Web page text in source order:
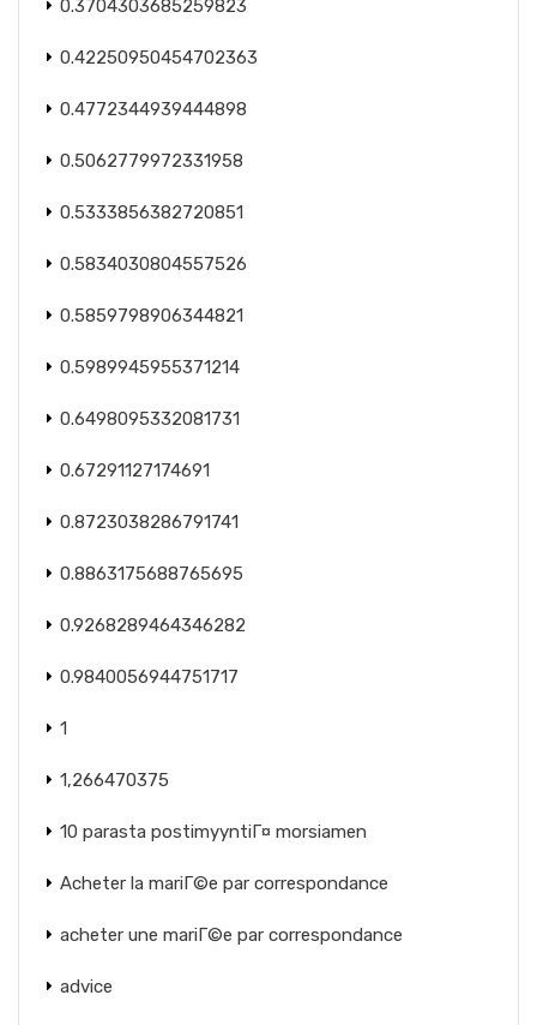
0.3704303685259823
0.42250950454702363
0.4772344939444898
0.5062779972331958
0.5333856382720851
0.5834030804557526
0.5859798906344821
0.5989945955371214
0.6498095332081731
0.67291127174691
0.8723038286791741
0.8863175688765695
0.9268289464346282
0.9840056944751717
1
1,266470375
10 parasta postimyyntiГ¤ morsiamen
Acheter la mariГ©e par correspondance
acheter une mariГ©e par correspondance
advice